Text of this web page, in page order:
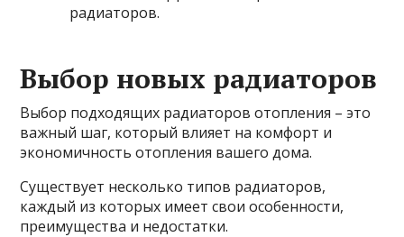
радиаторов.
Выбор новых радиаторов
Выбор подходящих радиаторов отопления – это
важный шаг, который влияет на комфорт и
экономичность отопления вашего дома.
Существует несколько типов радиаторов,
каждый из которых имеет свои особенности,
преимущества и недостатки.